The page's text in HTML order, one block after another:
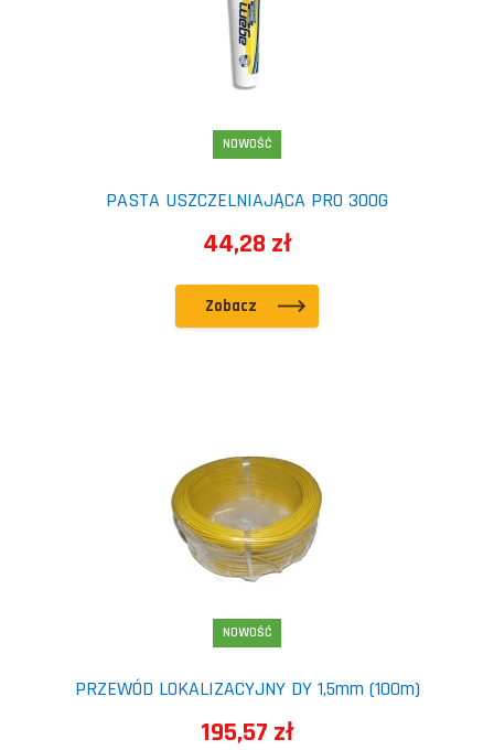
NOWOŚĆ
PASTA USZCZELNIAJĄCA PRO 300G
44,28 zł
Zobacz
NOWOŚĆ
PRZEWÓD LOKALIZACYJNY DY 1,5mm (100m)
195,57 zł